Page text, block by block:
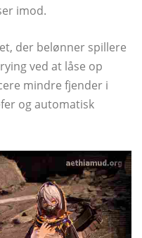
imod.
der belønner spillere
ved at låse op
mindre fjender i
og automatisk